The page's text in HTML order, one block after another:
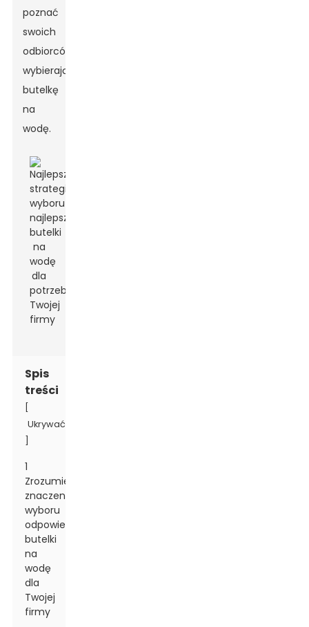
poznać
swoich
odbiorców,
wybierając
butelkę
na
wodę.
Spis
treści
Ukrywać
1
Zrozumienie
znaczenia
wyboru
odpowiedniej
butelki
na
wodę
dla
Twojej
firmy